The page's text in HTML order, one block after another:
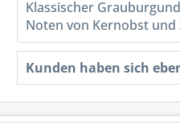
Klassischer
Noten von Kernobst und
Kunden haben sich